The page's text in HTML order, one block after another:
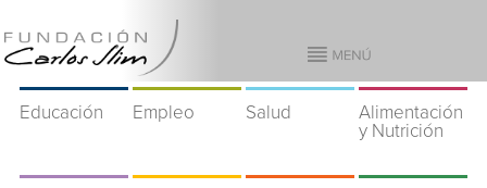
Educación Empleo Salud
Alimentación
y Nutrición